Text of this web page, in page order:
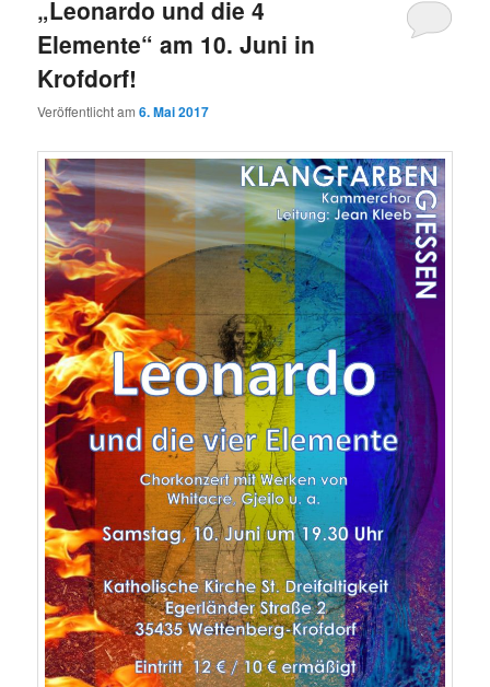
„Leonardo und die 4
Elemente“ am 10. Juni in
Krofdorf!
Veröffentlicht am6. Mai 2017